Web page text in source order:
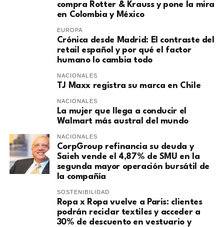
compra Rotter & Krauss y pone la mira
en Colombia y México
EUROPA
​Crónica desde Madrid: El contraste del
retail español y por qué el factor
humano lo cambia todo
NACIONALES
TJ Maxx registra su marca en Chile
NACIONALES
La mujer que llega a conducir el
Walmart más austral del mundo
NACIONALES
CorpGroup refinancia su deuda y
Saieh vende el 4,87% de SMU en la
segunda mayor operación bursátil de
la compañía
SOSTENIBILIDAD
Ropa x Ropa vuelve a Paris: clientes
podrán reciclar textiles y acceder a
30% de descuento en vestuario y